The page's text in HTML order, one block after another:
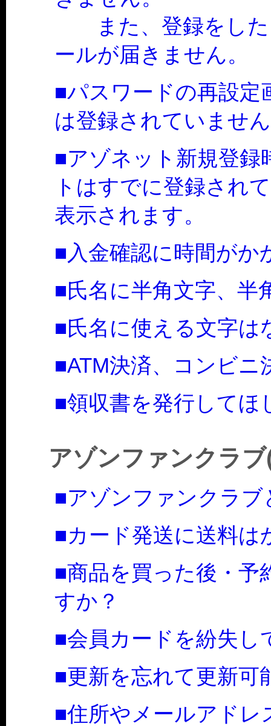
また、登録をした
ールが届きません。
■パスワードの再設定
は登録されていませ
■アゾネット新規登録
トはすでに登録され
表示されます。
■入金確認に時間がか
■氏名に半角文字、半
■氏名に使える文字は
■ATM決済、コンビニ
■領収書を発行してほ
アゾンファンクラ
■アゾンファンクラ
■カード発送に送料は
■商品を買った後・予
すか？
■会員カードを紛失し
■更新を忘れて更新可
■住所やメールアドレ